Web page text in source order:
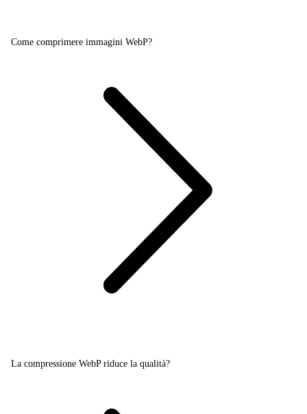
Come comprimere immagini WebP?
La compressione WebP riduce la qualità?